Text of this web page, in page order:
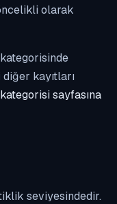
olarak
kategorisinde
diğer kayıtları
sayfasına
seviyesindedir.